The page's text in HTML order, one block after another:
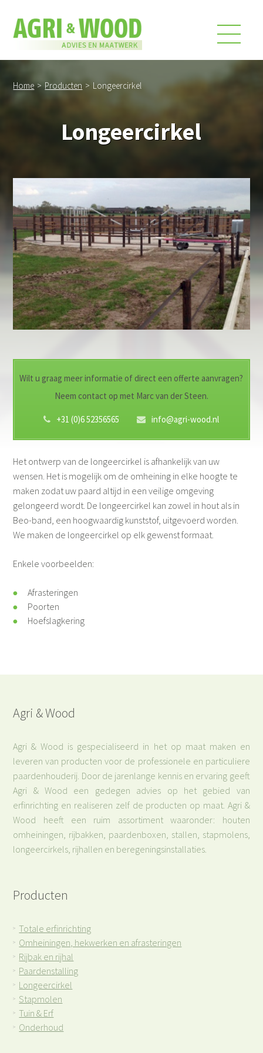
Home > Producten > Longeercirkel
Longeercirkel
Wilt u graag meer informatie of direct een offerte aanvragen?
Neem contact op met Marc van der Steen.
+31 (0)6 52356565 info@agri-wood.nl
Het ontwerp van de longeercirkel is afhankelijk van uw
wensen. Het is mogelijk om de omheining in elke hoogte te
maken zodat uw paard altijd in een veilige omgeving
gelongeerd wordt. De longeercirkel kan zowel in hout als in
Beo-band, een hoogwaardig kunststof, uitgevoerd worden.
We maken de longeercirkel op elk gewenst formaat.
Enkele voorbeelden:
Afrasteringen
Poorten
Hoefslagkering
Agri & Wood
Agri & Wood is gespecialiseerd in het op maat maken en
leveren van producten voor de professionele en particuliere
paardenhouderij. Door de jarenlange kennis en ervaring geeft
Agri & Wood een gedegen advies op het gebied van
erfinrichting en realiseren zelf de producten op maat. Agri &
Wood heeft een ruim assortiment waaronder: houten
omheiningen, rijbakken, paardenboxen, stallen, stapmolens,
longeercirkels, rijhallen en beregeningsinstallaties.
Producten
> Totale erfinrichting
> Omheiningen, hekwerken en afrasteringen
> Rijbak en rijhal
> Paardenstalling
> Longeercirkel
> Stapmolen
> Tuin & Erf
> Onderhoud